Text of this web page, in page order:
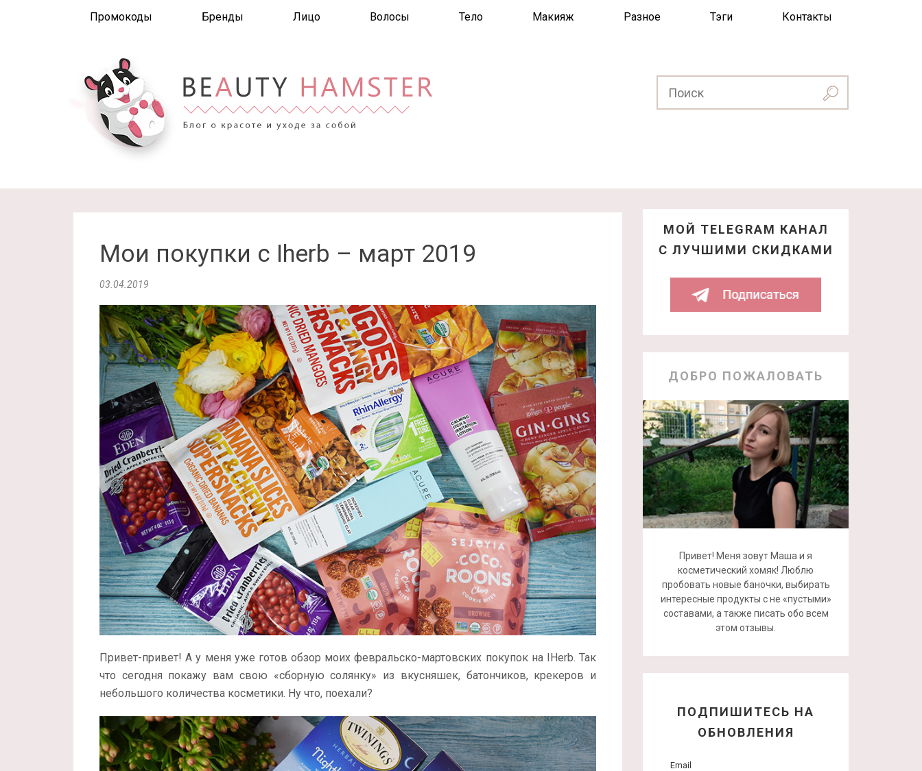
Промокоды Бренды Лицо Волосы Тело Макияж Разное Тэги Контакты
Мои покупки с Iherb – март 2019
03.04.2019
Привет-привет! А у меня уже готов обзор моих февральско-мартовских покупок на IHerb. Так
что сегодня покажу вам свою «сборную солянку» из вкусняшек, батончиков, крекеров и
небольшого количества косметики. Ну что, поехали?
МОЙ TELEGRAM КАНАЛ
С ЛУЧШИМИ СКИДКАМИ
ДОБРО ПОЖАЛОВАТЬ
Привет! Меня зовут Маша и я
косметический хомяк! Люблю
пробовать новые баночки, выбирать
интересные продукты с не «пустыми»
составами, а также писать обо всем
этом отзывы.
ПОДПИШИТЕСЬ НА
ОБНОВЛЕНИЯ
Email